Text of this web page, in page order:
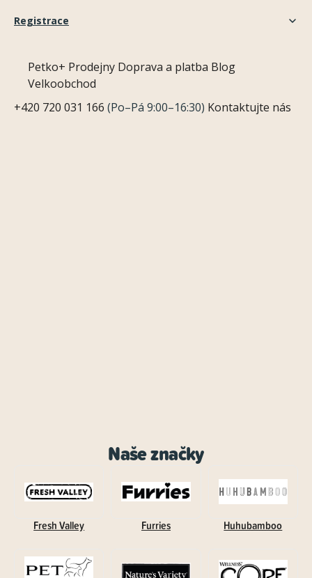
Registrace
Petko+ Prodejny Doprava a platba Blog
Velkoobchod
+420 720 031 166 (Po–Pá 9:00–16:30) Kontaktujte nás
Naše značky
Fresh Valley Furries Huhubamboo